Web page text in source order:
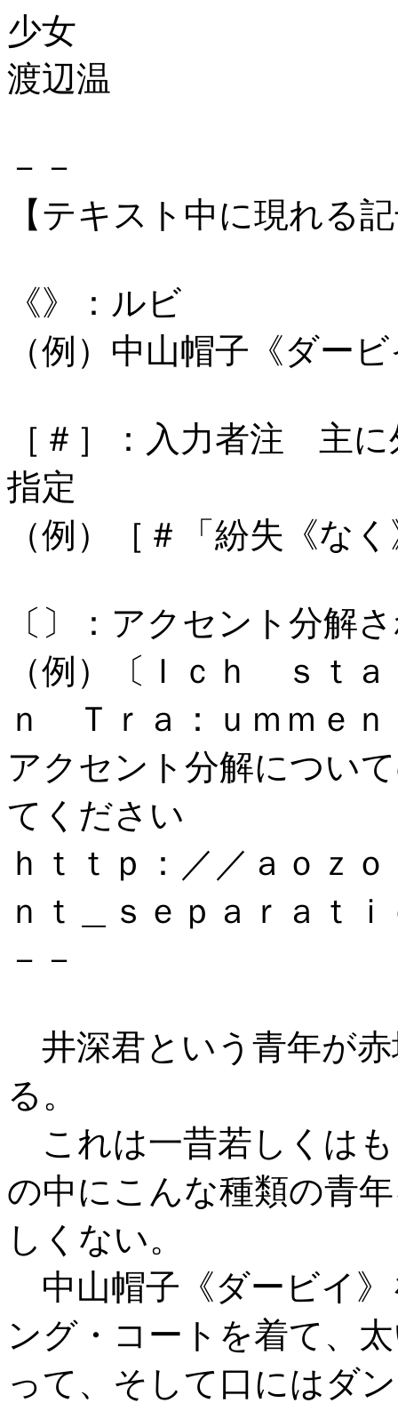
少女
渡辺温
－－
【テキスト中に現れる
《》：ルビ
（例）中山帽子《ダー
［＃］：入力者注 主
指定
（例）［＃「紛失《な
〔〕：アクセント分解
（例）〔Ｉｃｈ ｓｔ
ｎ Ｔｒａ：ｕｍｍｅ
アクセント分解につい
てください
ｈｔｔｐ：／／ａｏｚ
ｎｔ＿ｓｅｐａｒａｔ
－－
井深君という青年が
る。
これは一昔若しくは
の中にこんな種類の青
しくない。
中山帽子《ダービイ
ング・コートを着て、
って、そして口にはダ